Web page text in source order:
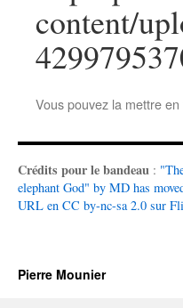
content/
Vous pouvez la mettre
Crédits pour le bandeau :
elephant God" by MD has
URL en CC by-nc-sa 2.0 sur
Pierre Mounier